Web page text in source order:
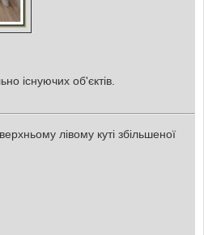
існуючих об'єктів.
лівому куті збільшеної